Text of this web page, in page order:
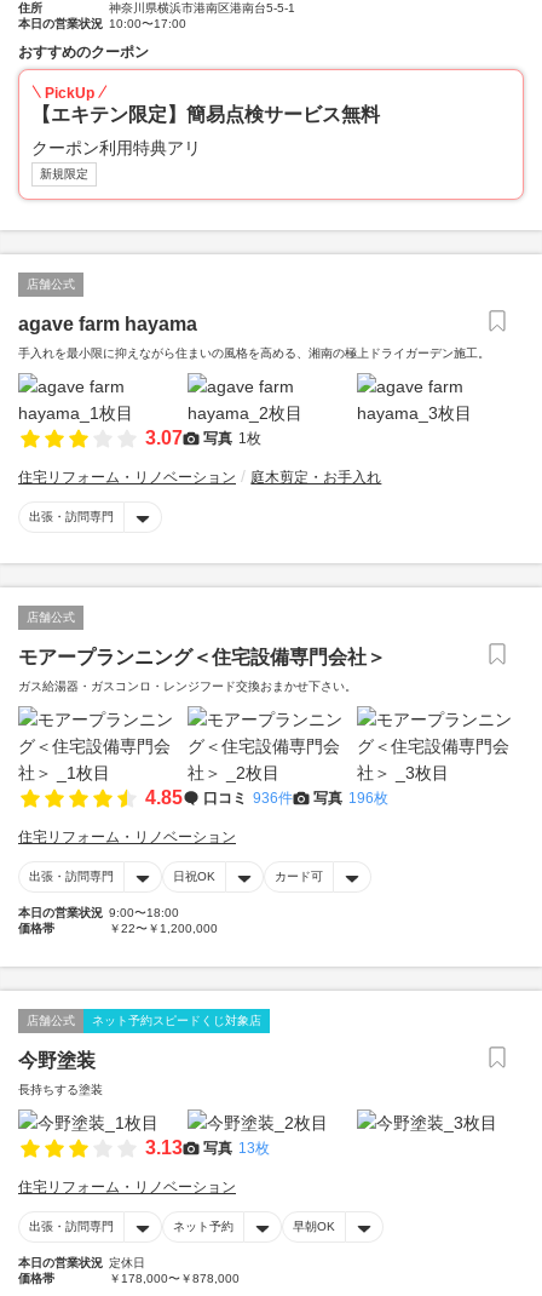
住所
神奈川県横浜市港南区港南台5-5-1
本日の営業状況 10:00〜17:00
おすすめのクーポン
PickUp
【エキテン限定】簡易点検サービス無料
クーポン利用特典アリ
新規限定
店舗公式
agave farm hayama
手入れを最小限に抑えながら住まいの風格を高める、湘南の極上ドライガーデン施工。
3.07 写真 1枚
住宅リフォーム・リノベーション 庭木剪定・お手入れ
出張・訪問専門
店舗公式
モアープランニング＜住宅設備専門会社＞
ガス給湯器・ガスコンロ・レンジフード交換おまかせ下さい。
4.85 口コミ 936件 写真 196枚
住宅リフォーム・リノベーション
出張・訪問専門 日祝OK カード可
本日の営業状況 9:00〜18:00
価格帯
￥22〜￥1,200,000
店舗公式 ネット予約スピードくじ対象店
今野塗装
長持ちする塗装
3.13 写真 13枚
住宅リフォーム・リノベーション
出張・訪問専門 ネット予約 早朝OK
本日の営業状況 定休日
価格帯
￥178,000〜￥878,000